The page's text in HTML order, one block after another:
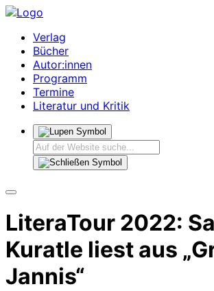
Verlag
Bücher
Autor:innen
Programm
Termine
Literatur und Kritik
LiteraTour 2022:
Kuratle liest aus
Jannis“